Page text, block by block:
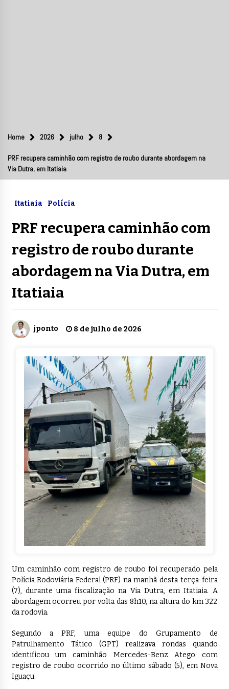
Home 2026 julho 8
PRF recupera caminhão com registro de roubo durante abordagem na
Via Dutra, em Itatiaia
Itatiaia Polícia
PRF recupera caminhão com
registro de roubo durante
abordagem na Via Dutra, em
Itatiaia
jponto 8 de julho de 2026
Um caminhão com registro de roubo foi recuperado pela
Polícia Rodoviária Federal (PRF) na manhã desta terça-feira
(7), durante uma fiscalização na Via Dutra, em Itatiaia. A
abordagem ocorreu por volta das 8h10, na altura do km 322
da rodovia.
Segundo a PRF, uma equipe do Grupamento de
Patrulhamento Tático (GPT) realizava rondas quando
identificou um caminhão Mercedes-Benz Atego com
registro de roubo ocorrido no último sábado (5), em Nova
Iguaçu.